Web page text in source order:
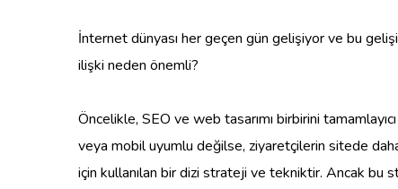
İnternet dünyası her geçen gün gelişiyor ve bu
ilişki neden önemli?
Öncelikle, SEO ve web tasarımı birbirini
veya mobil uyumlu değilse, ziyaretçilerin sitede
için kullanılan bir dizi strateji ve tekniktir. Ancak bu